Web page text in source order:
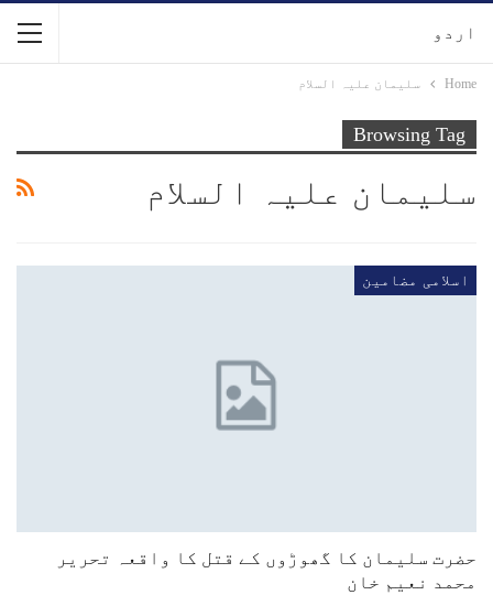
اردو
Home سلیمان علیہ السلام
Browsing Tag
سلیمان علیہ السلام
اسلامی مضامین
حضرت سلیمان کا گھوڑوں کے قتل کا واقعہ تحریر
محمد نعیم خان